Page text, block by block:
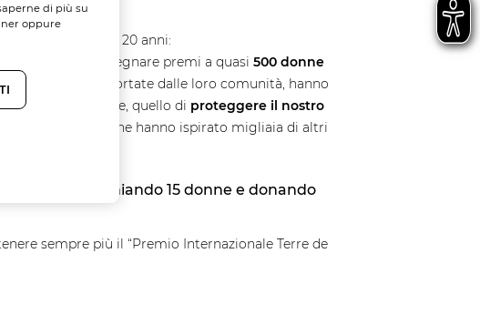
ha compiuto 20 anni:
ha potuto assegnare premi a quasi 500 donne
coraggio, e supportate dalle loro comunità, hanno
obiettivo comune, quello di proteggere il nostro
Premio, donne che hanno ispirato migliaia di altri
Edizioni premiando 15 donne e donando
sempre più il “Premio Internazionale Terre de
di più su
oppure